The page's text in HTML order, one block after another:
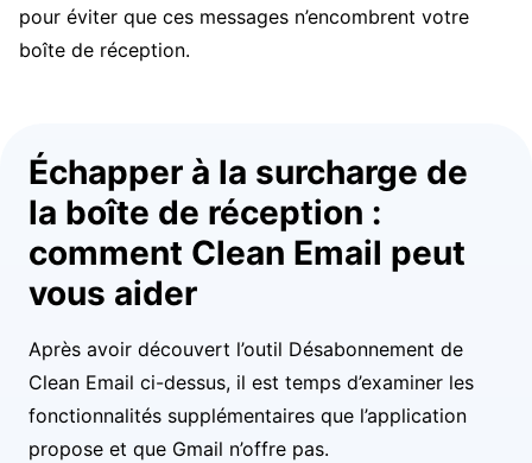
pour éviter que ces messages n’encombrent votre
boîte de réception.
Échapper à la surcharge de
la boîte de réception :
comment Clean Email peut
vous aider
Après avoir découvert l’outil Désabonnement de
Clean Email ci-dessus, il est temps d’examiner les
fonctionnalités supplémentaires que l’application
propose et que Gmail n’offre pas.